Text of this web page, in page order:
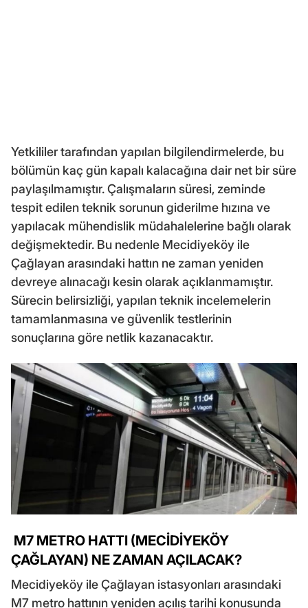
Yetkililer tarafından yapılan bilgilendirmelerde, bu
bölümün kaç gün kapalı kalacağına dair net bir süre
paylaşılmamıştır. Çalışmaların süresi, zeminde
tespit edilen teknik sorunun giderilme hızına ve
yapılacak mühendislik müdahalelerine bağlı olarak
değişmektedir. Bu nedenle Mecidiyeköy ile
Çağlayan arasındaki hattın ne zaman yeniden
devreye alınacağı kesin olarak açıklanmamıştır.
Sürecin belirsizliği, yapılan teknik incelemelerin
tamamlanmasına ve güvenlik testlerinin
sonuçlarına göre netlik kazanacaktır.
M7 METRO HATTI (MECİDİYEKÖY
ÇAĞLAYAN) NE ZAMAN AÇILACAK?
Mecidiyeköy ile Çağlayan istasyonları arasındaki
M7 metro hattının yeniden açılış tarihi konusunda